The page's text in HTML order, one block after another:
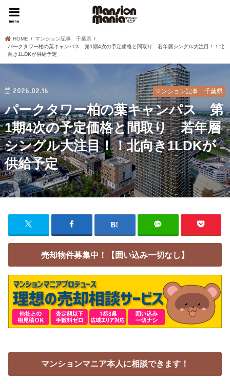
menu
HOME
マンション記事 千葉県
パークタワー柏の葉キャンパス 第1期4次の予定価格と間取り 若年層シングル大注目！！北
向き1LDKが供給予定
マンション記事 千葉県
2026.02.16
パークタワー柏の葉キャンパス 第
1期4次の予定価格と間取り 若年層
シングル大注目！！北向き1LDKが
供給予定
売却物件募集中！【囲い込み一切なし】
マンションマニア本人に相談できます！